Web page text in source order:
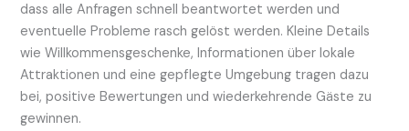
dass alle Anfragen schnell beantwortet werden und
eventuelle Probleme rasch gelöst werden. Kleine Details
wie Willkommensgeschenke, Informationen über lokale
Attraktionen und eine gepflegte Umgebung tragen dazu
bei, positive Bewertungen und wiederkehrende Gäste zu
gewinnen.